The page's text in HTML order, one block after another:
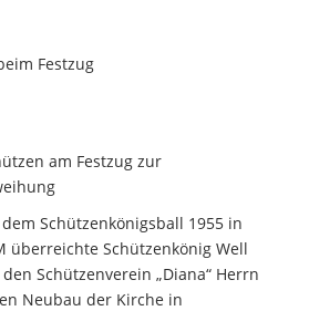
Festzug
am Festzug zur
Schützenkönigsball 1955 in
überreichte Schützenkönig Well
Schützenverein „Diana“ Herrn
Neubau der Kirche in